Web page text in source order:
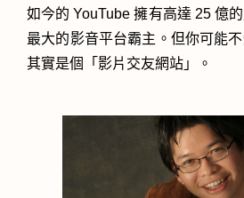
如今的 YouTube 擁有高達 25 億
最大的影音平台霸主。但你可能
其實是個「影片交友網站」。